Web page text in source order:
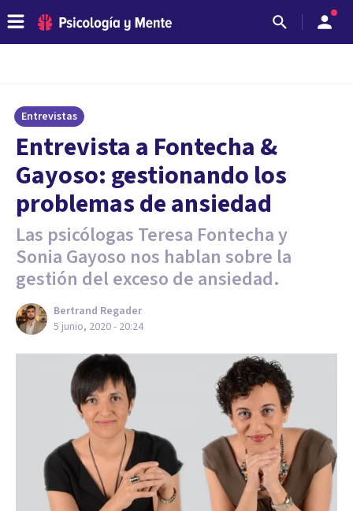
Entrevistas
Entrevista a Fontecha &
Gayoso: gestionando los
problemas de ansiedad
Las psicólogas Teresa Fontecha y
Sonia Gayoso nos hablan sobre la
gestión del exceso de ansiedad.
Bertrand Regader
5 junio, 2020 - 20:24